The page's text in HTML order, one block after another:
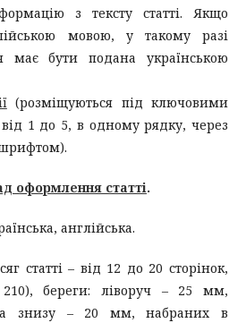
з тексту статті. Якщо
мовою, у такому разі
має бути подана українською
(розміщуються під ключовими
від 1 до 5, в одному рядку, через
оформлення статті.
англійська.
статті – від 12 до 20 сторінок,
береги: ліворуч – 25 мм,
знизу – 20 мм, набраних в